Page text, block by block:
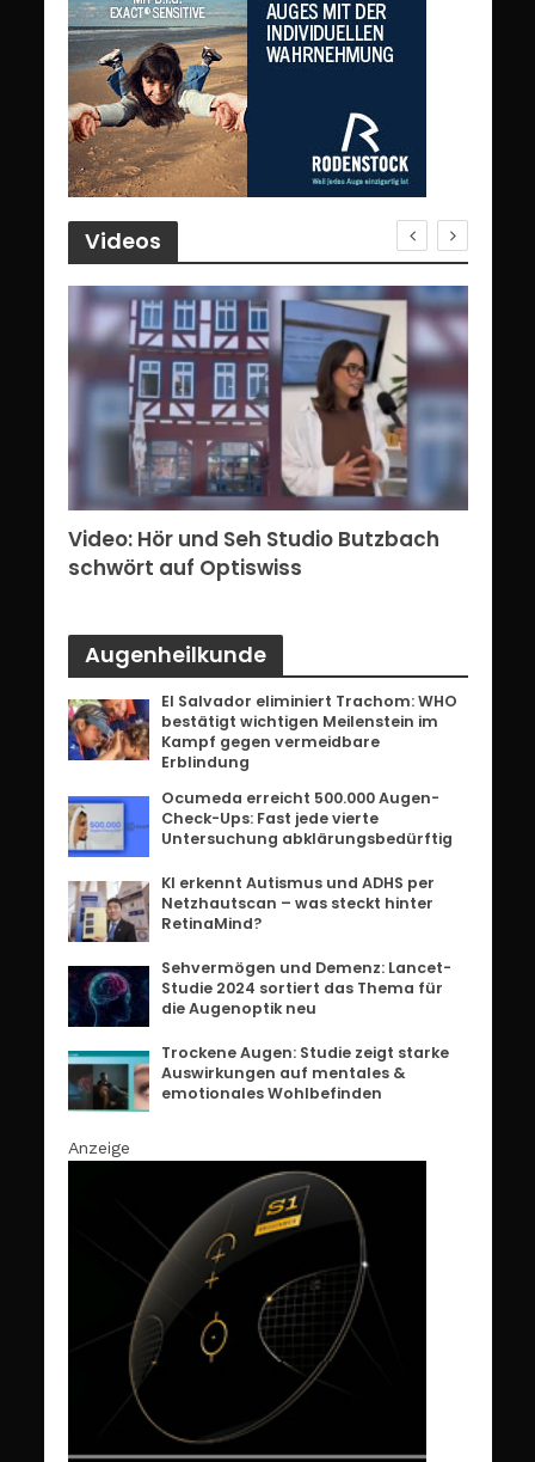
Videos
Video: Hör und Seh Studio Butzbach
schwört auf Optiswiss
Augenheilkunde
El Salvador eliminiert Trachom: WHO
bestätigt wichtigen Meilenstein im
Kampf gegen vermeidbare
Erblindung
Ocumeda erreicht 500.000 Augen-
Check-Ups: Fast jede vierte
Untersuchung abklärungsbedürftig
KI erkennt Autismus und ADHS per
Netzhautscan – was steckt hinter
RetinaMind?
Sehvermögen und Demenz: Lancet-
Studie 2024 sortiert das Thema für
die Augenoptik neu
Trockene Augen: Studie zeigt starke
Auswirkungen auf mentales &
emotionales Wohlbefinden
Anzeige